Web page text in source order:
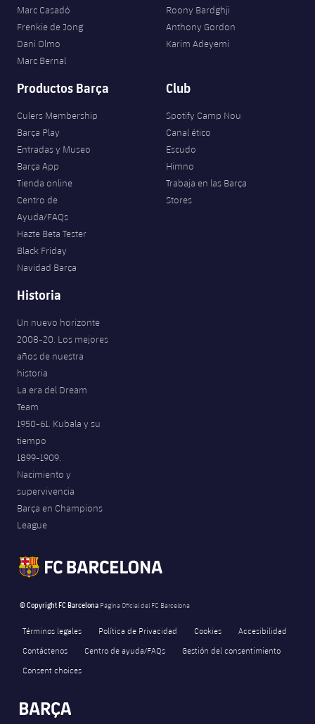
Marc Casadó
Frenkie de Jong
Dani Olmo
Marc Bernal
Roony Bardghji
Anthony Gordon
Karim Adeyemi
Productos Barça
Culers Membership
Barça Play
Entradas y Museo
Barça App
Tienda online
Centro de
Ayuda/FAQs
Hazte Beta Tester
Black Friday
Navidad Barça
Club
Spotify Camp Nou
Canal ético
Escudo
Himno
Trabaja en las Barça
Stores
Historia
Un nuevo horizonte
2008-20. Los mejores
años de nuestra
historia
La era del Dream
Team
1950-61. Kubala y su
tiempo
1899-1909.
Nacimiento y
supervivencia
Barça en Champions
League
© Copyright FC Barcelona Página Oficial del FC Barcelona
Términos legales Política de Privacidad Cookies
Accesibilidad
Contáctenos
Centro de ayuda/FAQs
Gestión del consentimiento
Consent choices